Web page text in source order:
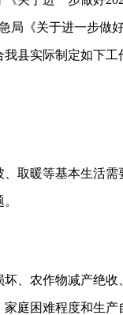
局《关于进一步做
县实际制定如下工
取暖等基本生活需
、农作物减产绝
庭困难程度和生